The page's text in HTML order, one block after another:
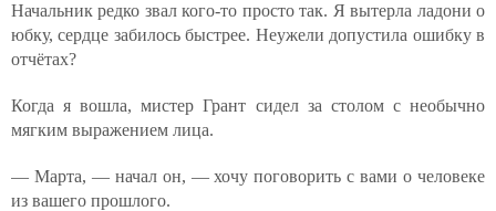
Начальник редко звал кого-то просто так. Я вытерла ладони о
юбку, сердце забилось быстрее. Неужели допустила ошибку в
отчётах?
Когда я вошла, мистер Грант сидел за столом с необычно
мягким выражением лица.
— Марта, — начал он, — хочу поговорить с вами о человеке
из вашего прошлого.